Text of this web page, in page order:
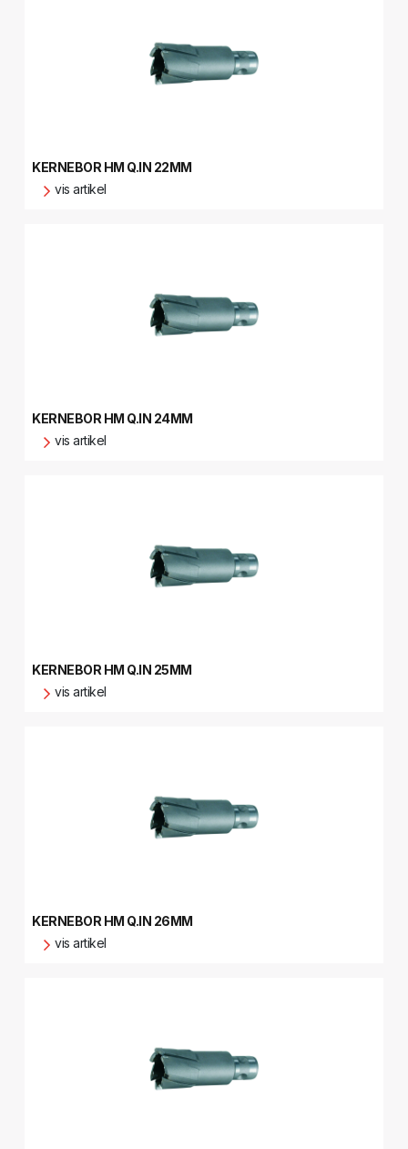
KERNEBOR HM Q.IN 22MM
vis artikel
KERNEBOR HM Q.IN 24MM
vis artikel
KERNEBOR HM Q.IN 25MM
vis artikel
KERNEBOR HM Q.IN 26MM
vis artikel